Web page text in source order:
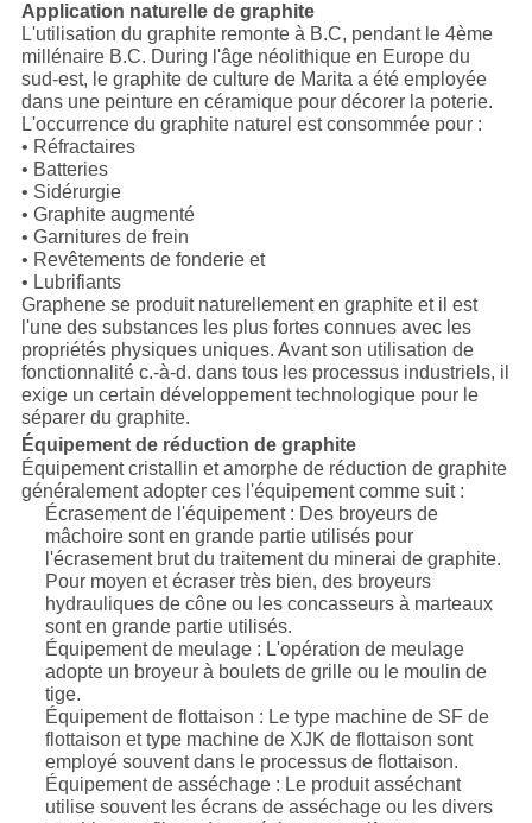
Application naturelle de graphite
L'utilisation du graphite remonte à B.C, pendant le 4ème
millénaire B.C. During l'âge néolithique en Europe du
sud-est, le graphite de culture de Marita a été employée
dans une peinture en céramique pour décorer la poterie.
L'occurrence du graphite naturel est consommée pour :
• Réfractaires
• Batteries
• Sidérurgie
• Graphite augmenté
• Garnitures de frein
• Revêtements de fonderie et
• Lubrifiants
Graphene se produit naturellement en graphite et il est
l'une des substances les plus fortes connues avec les
propriétés physiques uniques. Avant son utilisation de
fonctionnalité c.-à-d. dans tous les processus industriels, il
exige un certain développement technologique pour le
séparer du graphite.
Équipement de réduction de graphite
Équipement cristallin et amorphe de réduction de graphite
généralement adopter ces l'équipement comme suit :
Écrasement de l'équipement : Des broyeurs de
mâchoire sont en grande partie utilisés pour
l'écrasement brut du traitement du minerai de graphite.
Pour moyen et écraser très bien, des broyeurs
hydrauliques de cône ou les concasseurs à marteaux
sont en grande partie utilisés.
Équipement de meulage : L'opération de meulage
adopte un broyeur à boulets de grille ou le moulin de
tige.
Équipement de flottaison : Le type machine de SF de
flottaison et type machine de XJK de flottaison sont
employé souvent dans le processus de flottaison.
Équipement de asséchage : Le produit asséchant
utilise souvent les écrans de asséchage ou les divers